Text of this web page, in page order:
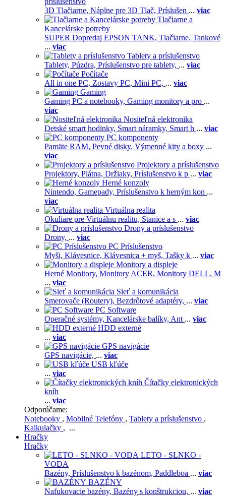
3D Tlačiarne, Náplne pre 3D Tlač, Príslušen ... viac
Tlačiarne a
Kancelárske potreby
SUPER Dopredaj EPSON TANK, Tlačiarne, Tankové
... viac
Tablety a príslušenstvo
Tablety, Púzdra, Príslušenstvo pre tablety, ... viac
Počítače
All in one PC, Zostavy PC, Mini PC, ... viac
Gaming
Gaming PC a notebooky, Gaming monitory a pro ...
viac
Nositeľná elektronika
Detské smart hodinky, Smart náramky, Smart h ... viac
PC komponenty
Pamäte RAM, Pevné disky, Výmenné kity a boxy ...
viac
Projektory a príslušenstvo
Projektory, Plátna, Držiaky, Príslušenstvo k p ... viac
Herné konzoly
Nintendo, Gamepady, Príslušenstvo k herným kon ...
viac
Virtuálna realita
Okuliare pre Virtuálnu realitu, Stanice a s ... viac
Drony a príslušenstvo
Drony, ... viac
PC Príslušenstvo
Myši, Klávesnice, Klávesnica + myš, Tašky k ... viac
Monitory a displeje
Herné Monitory, Monitory ACER, Monitory DELL, M
... viac
Sieť a komunikácia
Smerovače (Routery), Bezdrôtové adaptéry, ... viac
PC Software
Operačné systémy, Kancelárske balíky, Ant ... viac
HDD externé
... viac
GPS navigácie
GPS navigácie, ... viac
USB kľúče
... viac
Čítačky elektronických
kníh
... viac
Odporúčame:
Notebooky , Mobilné Telefóny , Tablety a príslušenstvo ,
Kalkulačky , ...
Hračky
Hračky
LETO - SLNKO -
VODA
Bazény, Príslušenstvo k bazénom, Paddleboa ... viac
BAZÉNY
Nafukovacie bazény, Bazény s konštrukciou, ... viac